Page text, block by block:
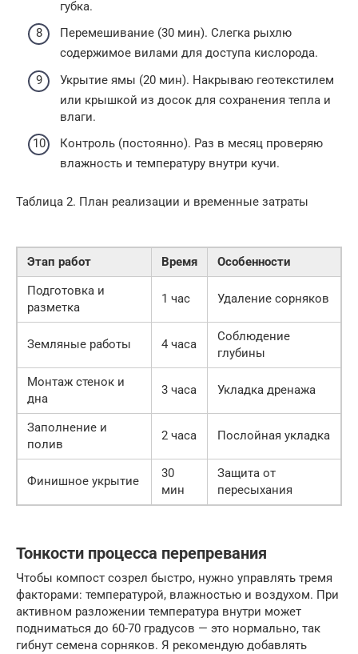
губка.
Перемешивание (30 мин). Слегка рыхлю
содержимое вилами для доступа кислорода.
Укрытие ямы (20 мин). Накрываю геотекстилем
или крышкой из досок для сохранения тепла и
влаги.
Контроль (постоянно). Раз в месяц проверяю
влажность и температуру внутри кучи.
Таблица 2. План реализации и временные затраты
Этап работ Время
Особенности
Подготовка и
разметка
1 час Удаление сорняков
Земляные работы 4 часа
Соблюдение
глубины
Монтаж стенок и
дна
3 часа Укладка дренажа
Заполнение и
полив
2 часа Послойная укладка
Финишное укрытие
30
мин
Защита от
пересыхания
Тонкости процесса перепревания
Чтобы компост созрел быстро, нужно управлять тремя
факторами: температурой, влажностью и воздухом. При
активном разложении температура внутри может
подниматься до 60-70 градусов — это нормально, так
гибнут семена сорняков. Я рекомендую добавлять